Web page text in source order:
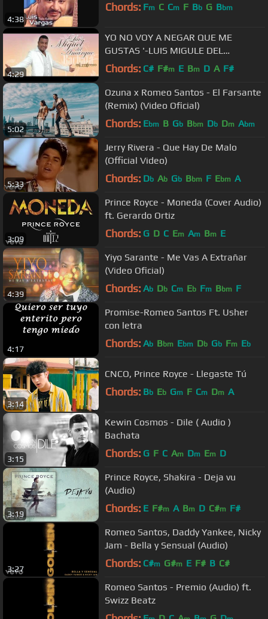
4:38
Chords: Fm C Cm F Bb G Bbm
4:29
YO NO VOY A NEGAR QUE ME
GUSTAS '-LUIS MIGULE DEL
AMARGUE.wmv
Chords: C# F#m E Bm D A F#
5:02
Ozuna x Romeo Santos - El Farsante
(Remix) (Video Oficial)
Chords: Ebm B Gb Bbm Db Dm Abm
5:33
Jerry Rivera - Que Hay De Malo
(Official Video)
Chords: Db Ab Gb Bbm F Ebm A
3:09
Prince Royce - Moneda (Cover Audio)
ft. Gerardo Ortiz
Chords: G D C Em Am Bm E
4:39
Yiyo Sarante - Me Vas A Extrañar
(Video Oficial)
Chords: Ab Db Cm Eb Fm Bbm F
4:17
Promise-Romeo Santos Ft. Usher
con letra
Chords: Ab Bbm Ebm Db Gb Fm Eb
3:14
CNCO, Prince Royce - Llegaste Tú
Chords: Bb Eb Gm F Cm Dm A
3:15
Kewin Cosmos - Dile ( Audio )
Bachata
Chords: G F C Am Dm Em D
3:19
Prince Royce, Shakira - Deja vu
(Audio)
Chords: E F#m A Bm D C#m F#
3:27
Romeo Santos, Daddy Yankee, Nicky
Jam - Bella y Sensual (Audio)
Chords: C#m G#m E F# B C#
Romeo Santos - Premio (Audio) ft.
Swizz Beatz